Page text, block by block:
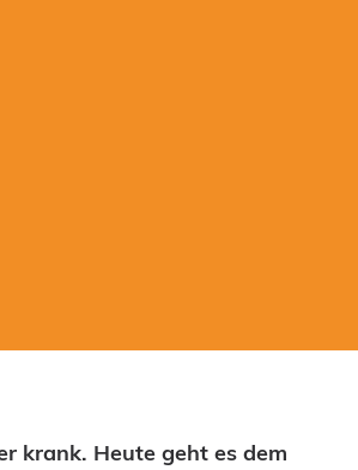
krank. Heute geht es dem